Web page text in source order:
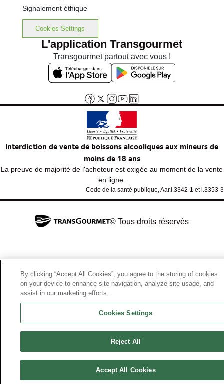
Signalement éthique
Cookies Settings
L'application Transgourmet
Transgourmet partout avec vous !
Interdiction de vente de boissons alcooliques aux mineurs de
moins de 18 ans
La preuve de majorité de l'acheteur est exigée au moment de la vente
en ligne.
Code de la santé publique, Aar.l.3342-1 et l.3353-3
© Tous droits réservés
By clicking “Accept All Cookies”, you agree to the storing of cookies
on your device to enhance site navigation, analyze site usage, and
assist in our marketing efforts.
Cookies Settings
Reject All
Accept All Cookies